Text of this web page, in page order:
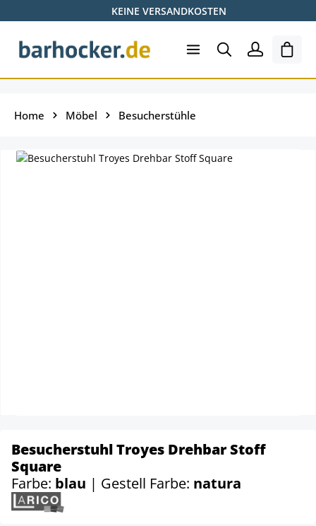
Zum Hauptinhalt springenKEINE VERSANDKOSTEN
Home Möbel Besucherstühle
Besucherstuhl Troyes Drehbar Stoff
Square
Farbe: blau | Gestell Farbe: natura